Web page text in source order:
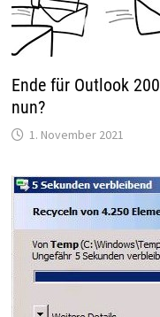
Ende für Outlook
nun?
1. November 2021